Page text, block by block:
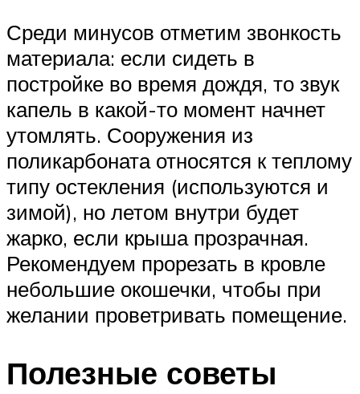
Среди минусов отметим звонкость
материала: если сидеть в
постройке во время дождя, то звук
капель в какой-то момент начнет
утомлять. Сооружения из
поликарбоната относятся к теплому
типу остекления (используются и
зимой), но летом внутри будет
жарко, если крыша прозрачная.
Рекомендуем прорезать в кровле
небольшие окошечки, чтобы при
желании проветривать помещение.
Полезные советы